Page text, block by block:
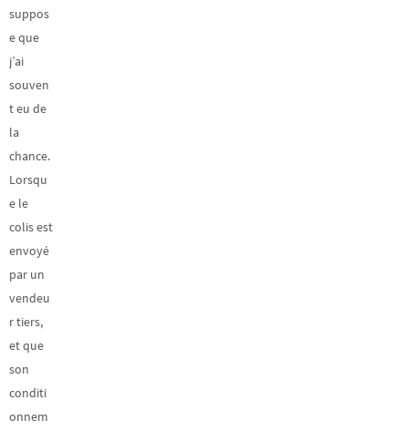
suppos
e que
j’ai
souven
t eu de
la
chance.
Lorsqu
e le
colis est
envoyé
par un
vendeu
r tiers,
et que
son
conditi
onnem